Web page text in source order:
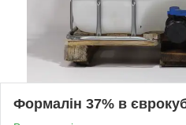
Формалін 37% в